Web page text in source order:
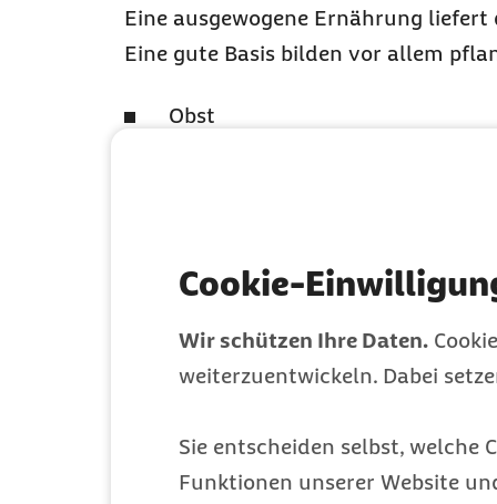
Cookie-
Wir schützen Ihre Daten.
weiterzuentwickeln. Dabei
Sie entscheiden selbst, welche
Funktionen unserer Website
Eine ausgewogene Ernährung liefert
Eine gute Basis bilden vor allem
Obst
Vollkornprodukte
Kartoffeln
Eier sowie Nüsse und Pflanzenöle.
3. Mach es dir